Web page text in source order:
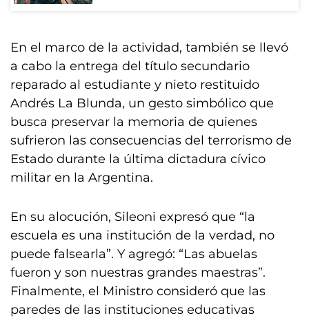
En el marco de la actividad, también se llevó
a cabo la entrega del título secundario
reparado al estudiante y nieto restituido
Andrés La Blunda, un gesto simbólico que
busca preservar la memoria de quienes
sufrieron las consecuencias del terrorismo de
Estado durante la última dictadura cívico
militar en la Argentina.
En su alocución, Sileoni expresó que “la
escuela es una institución de la verdad, no
puede falsearla”. Y agregó: “Las abuelas
fueron y son nuestras grandes maestras”.
Finalmente, el Ministro consideró que las
paredes de las instituciones educativas